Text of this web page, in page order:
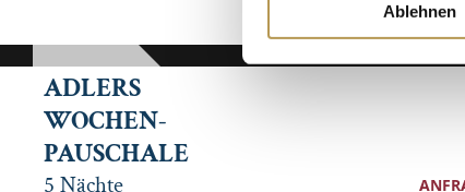
Ablehnen
ADLERS
WOCHEN-
PAUSCHALE
5 Nächte